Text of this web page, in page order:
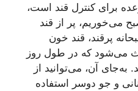
برای کنترل قند است،
می‌خوریم، پر از قند
پرقند، قند خون
می‌شود که در طول روز
آن، می‌توانید از
و جو دوسر استفاده